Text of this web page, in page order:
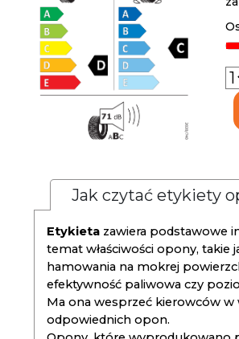
Jak czytać etykiety
Etykieta zawiera podstawowe
temat właściwości opony, takie
hamowania na mokrej
efektywność paliwowa czy
Ma ona wesprzeć kierowców w
odpowiednich opon.